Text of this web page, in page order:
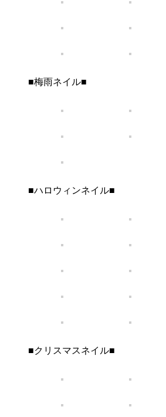
■梅雨ネイル■
■ハロウィンネイル■
■クリスマスネイル■